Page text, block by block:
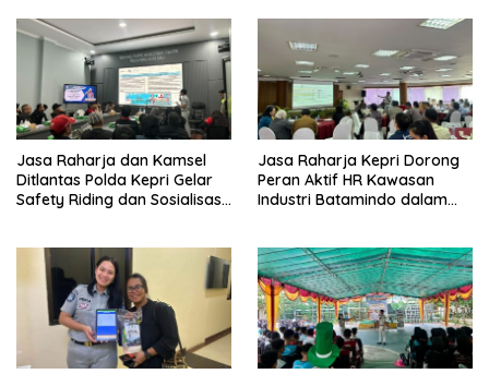
Jasa Raharja dan Kamsel
Ditlantas Polda Kepri Gelar
Safety Riding dan Sosialisasi
Indonesia
Jasa Raharja Kepri Dorong
Peran Aktif HR Kawasan
Industri Batamindo dalam